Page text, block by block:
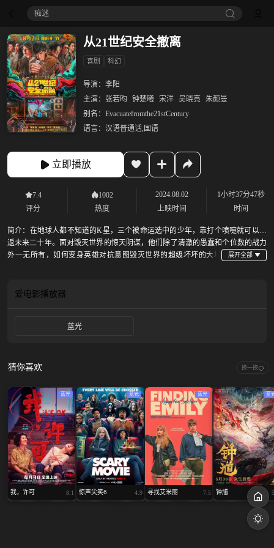
痴迷
从21世纪安全撤离
喜剧 科幻
导演： 李阳
主演： 张若昀 钟楚曦 宋洋 吴晓亮 朱颜曼
别名： Evacuatefromthe21stCentury
语言： 汉语普通话,国语
立即播放
7.4
评分
1002
热度
2024.08.02
上映时间
1小时37分47秒
时间
简介： 在地球人都不知道的K星，三个被命运选中的少年，靠打个喷嚏就可以往
返未来二十年。面对毁灭世界的惊天阴谋，他们除了清澈的愚蠢和个位数的战力
外一无所有，如何变身英雄对抗意图毁灭世界的超级坏坏的大坏
爱电影播放器
蓝光
猜你喜欢 换一换
蓝光
我，许可 8.1
蓝光
惊声尖笑6 4.9
蓝光
寻找艾米丽 7.5
蓝
钟馗